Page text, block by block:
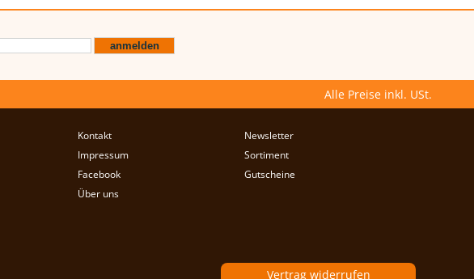
Alle Preise inkl. USt.
Kontakt
Newsletter
Impressum
Sortiment
Facebook
Gutscheine
Über uns
Vertrag widerrufen